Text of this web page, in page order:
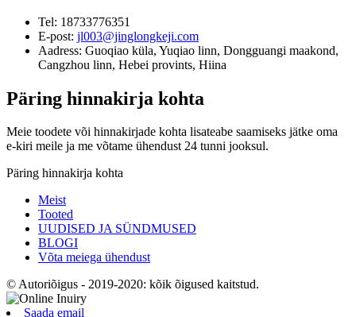
Tel: 18733776351
E-post: jl003@jinglongkeji.com
Aadress: Guoqiao küla, Yuqiao linn, Dongguangi maakond,
Cangzhou linn, Hebei provints, Hiina
Päring hinnakirja kohta
Meie toodete või hinnakirjade kohta lisateabe saamiseks jätke oma
e-kiri meile ja me võtame ühendust 24 tunni jooksul.
Päring hinnakirja kohta
Meist
Tooted
UUDISED JA SÜNDMUSED
BLOGI
Võta meiega ühendust
© Autoriõigus - 2019-2020: kõik õigused kaitstud.
Saada email